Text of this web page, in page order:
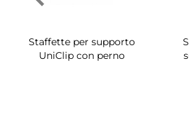
Ø15 per
UniClip
Staffette per